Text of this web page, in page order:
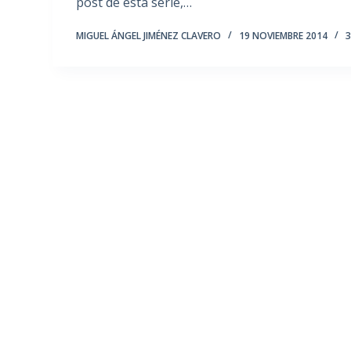
MIGUEL ÁNGEL JIMÉNEZ CLAVERO 19 NOVIEMBRE 2014